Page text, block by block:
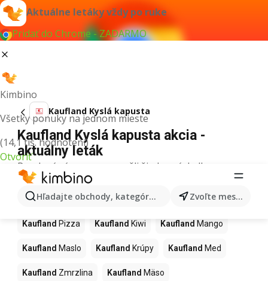
Aktuálne letáky vždy po ruke
Pridať do Chrome - ZADARMO
Kimbino
Všetky ponuky na jednom mieste
(14,1 tis. hodnotení)
Otvoriť
Hľadajte obchody, kategórie, produkty... Zvoľte mesto
Kaufland Kyslá kapusta
Kaufland Kyslá kapusta akcia -
aktuálny leták
Pre daný výraz sme nenašli žiadne výsledky.
Ďalšie produkty v obchodoch
Kaufland
Kaufland Pizza Kaufland Kiwi Kaufland Mango
Kaufland Maslo Kaufland Krúpy Kaufland Med
Kaufland Zmrzlina Kaufland Mäso